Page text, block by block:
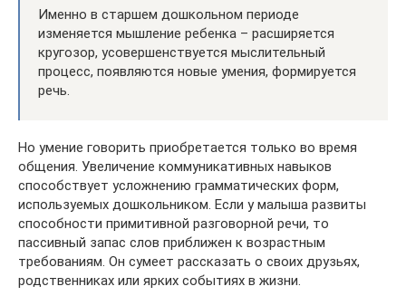
Именно в старшем дошкольном периоде
изменяется мышление ребенка – расширяется
кругозор, усовершенствуется мыслительный
процесс, появляются новые умения, формируется
речь.
Но умение говорить приобретается только во время
общения. Увеличение коммуникативных навыков
способствует усложнению грамматических форм,
используемых дошкольником. Если у малыша развиты
способности примитивной разговорной речи, то
пассивный запас слов приближен к возрастным
требованиям. Он сумеет рассказать о своих друзьях,
родственниках или ярких событиях в жизни.